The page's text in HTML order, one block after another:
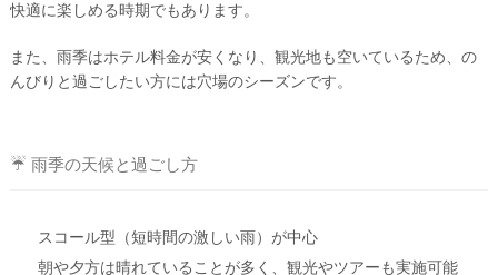
快適に楽しめる時期でもあります。
また、 雨季はホテル料金が安くなり、観光地も空いているため、の
んびりと過ごしたい方には穴場のシーズンです。
☔ 雨季の天候と過ごし方
スコール型（短時間の激しい雨） が中心
朝や夕方は晴れていることが多く、観光やツアーも実施可能